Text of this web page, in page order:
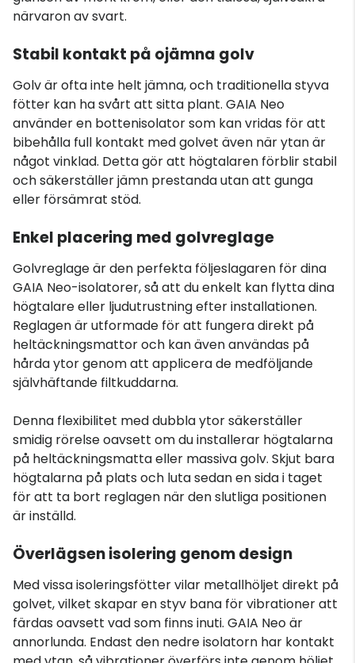
närvaron av svart.
Stabil kontakt på ojämna golv
Golv är ofta inte helt jämna, och traditionella styva
fötter kan ha svårt att sitta plant. GAIA Neo
använder en bottenisolator som kan vridas för att
bibehålla full kontakt med golvet även när ytan är
något vinklad. Detta gör att högtalaren förblir stabil
och säkerställer jämn prestanda utan att gunga
eller försämrat stöd.
Enkel placering med golvreglage
Golvreglage är den perfekta följeslagaren för dina
GAIA Neo-isolatorer, så att du enkelt kan flytta dina
högtalare eller ljudutrustning efter installationen.
Reglagen är utformade för att fungera direkt på
heltäckningsmattor och kan även användas på
hårda ytor genom att applicera de medföljande
självhäftande filtkuddarna.
Denna flexibilitet med dubbla ytor säkerställer
smidig rörelse oavsett om du installerar högtalarna
på heltäckningsmatta eller massiva golv. Skjut bara
högtalarna på plats och luta sedan en sida i taget
för att ta bort reglagen när den slutliga positionen
är inställd.
Överlägsen isolering genom design
Med vissa isoleringsfötter vilar metallhöljet direkt på
golvet, vilket skapar en styv bana för vibrationer att
färdas oavsett vad som finns inuti. GAIA Neo är
annorlunda. Endast den nedre isolatorn har kontakt